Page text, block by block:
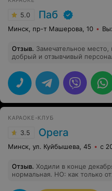
5.0 Паб
Минск, пр-т Машерова, 10
Отзыв. Замечательное место,
добрый и отзывчивый
вернёмся.
КАРАОКЕ-КЛУБ
3.5 Opera
Минск, ул. Куйбышева, 45 с
Отзыв. Ходили в конце
нормальная. НО: как только